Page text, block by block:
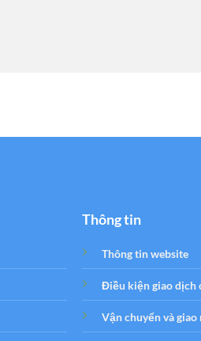
Thông tin
Thông tin website
Điều kiện giao dịch
Vận chuyển và giao